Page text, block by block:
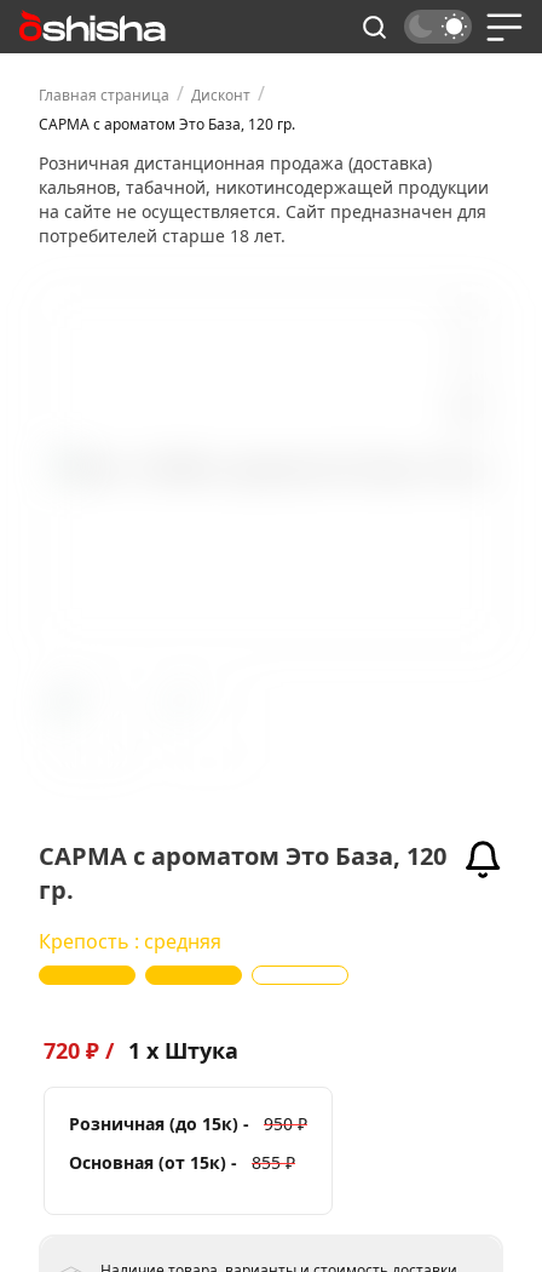
Главная страница / Дисконт /
САРМА с ароматом Это База, 120 гр.
Розничная дистанционная продажа (доставка)
кальянов, табачной, никотинсодержащей продукции
на сайте не осуществляется. Сайт предназначен для
потребителей старше 18 лет.
САРМА с ароматом Это База, 120
гр.
Крепость : средняя
720 ₽ / 1 x Штука
Розничная (до 15к) -
950 ₽
Основная (от 15к) -
855 ₽